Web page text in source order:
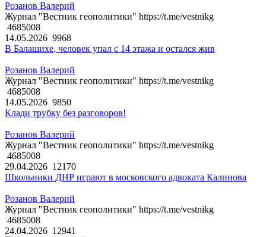
Розанов Валерий
Журнал "Вестник геополитики" https://t.me/vestnikg
4685008
14.05.2026 9968
В Балашихе, человек упал с 14 этажа и остался жив
Розанов Валерий
Журнал "Вестник геополитики" https://t.me/vestnikg
4685008
14.05.2026 9850
Клади трубку без разговоров!
Розанов Валерий
Журнал "Вестник геополитики" https://t.me/vestnikg
4685008
29.04.2026 12170
Школьники ДНР играют в московского адвоката Калинова
Розанов Валерий
Журнал "Вестник геополитики" https://t.me/vestnikg
4685008
24.04.2026 12941